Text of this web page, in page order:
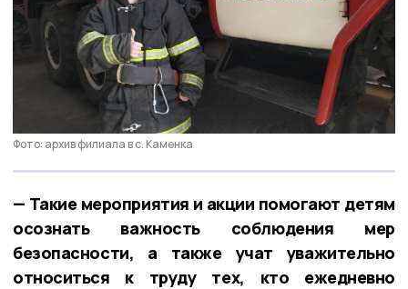
Фото: архив филиала в с. Каменка
— Такие мероприятия и акции помогают детям
осознать важность соблюдения мер
безопасности, а также учат уважительно
относиться к труду тех, кто ежедневно